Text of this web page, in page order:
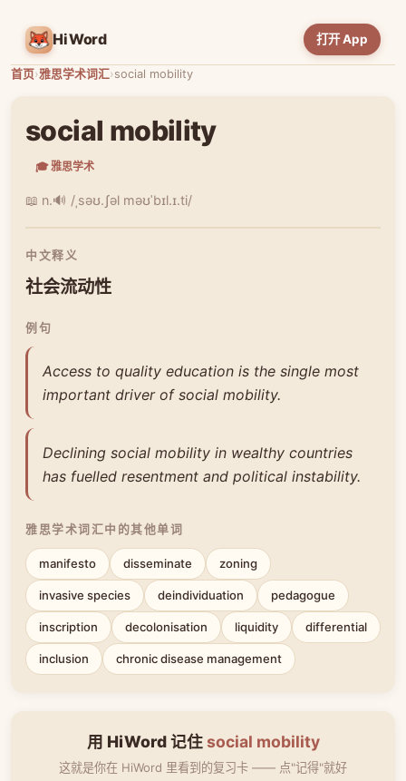
HiWord 打开 App
首页›雅思学术词汇›social mobility
social mobility
🎓 雅思学术
📖 n.🔊 /ˌsəʊ.ʃəl məʊˈbɪl.ɪ.ti/
中文释义
社会流动性
例句
Access to quality education is the single most
important driver of social mobility.
Declining social mobility in wealthy countries
has fuelled resentment and political instability.
雅思学术词汇中的其他单词
manifesto disseminate zoning
invasive species deindividuation pedagogue
inscription decolonisation liquidity differential
inclusion chronic disease management
用 HiWord 记住social mobility
这就是你在 HiWord 里看到的复习卡 —— 点"记得"就好